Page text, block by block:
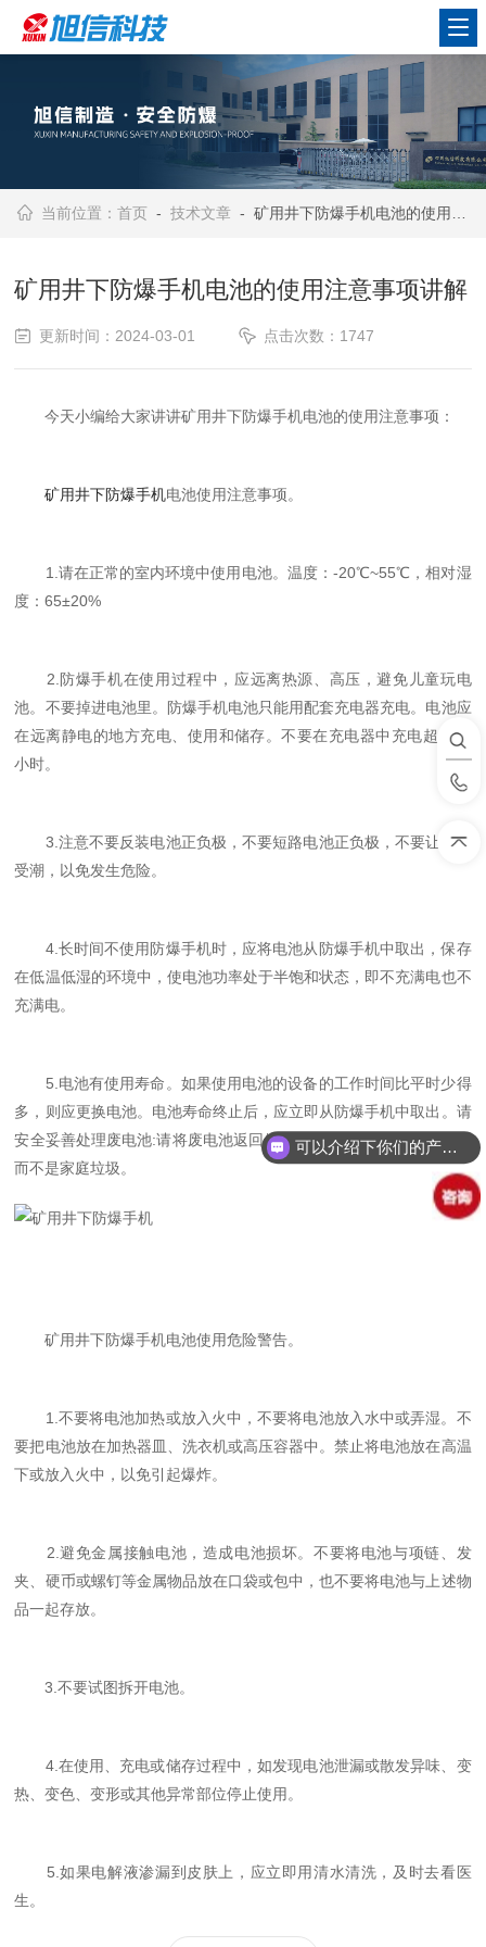
当前位置：首页 -技术文章 - 矿用井下防爆手机电池的使用注意事项讲解
矿用井下防爆手机电池的使用注意事项讲解
更新时间：2024-03-01 点击次数：1747
今天小编给大家讲讲矿用井下防爆手机电池的使用注意事项：
矿用井下防爆手机电池使用注意事项。
1.请在正常的室内环境中使用电池。温度：-20℃~55℃，相对湿
度：65±20%
2.防爆手机在使用过程中，应远离热源、高压，避免儿童玩电
池。不要掉进电池里。防爆手机电池只能用配套充电器充电。电池应
在远离静电的地方充电、使用和储存。不要在充电器中充电超过24
小时。
3.注意不要反装电池正负极，不要短路电池正负极，不要让电池
受潮，以免发生危险。
4.长时间不使用防爆手机时，应将电池从防爆手机中取出，保存
在低温低湿的环境中，使电池功率处于半饱和状态，即不充满电也不
充满电。
5.电池有使用寿命。如果使用电池的设备的工作时间比平时少得
多，则应更换电池。电池寿命终止后，应立即从防爆手机中取出。请
安全妥善处理废电池:请将废电池返回供应商或放在指_定的回收点，
而不是家庭垃圾。
矿用井下防爆手机电池使用危险警告。
1.不要将电池加热或放入火中，不要将电池放入水中或弄湿。不
要把电池放在加热器皿、洗衣机或高压容器中。禁止将电池放在高温
下或放入火中，以免引起爆炸。
2.避免金属接触电池，造成电池损坏。不要将电池与项链、发
夹、硬币或螺钉等金属物品放在口袋或包中，也不要将电池与上述物
品一起存放。
3.不要试图拆开电池。
4.在使用、充电或储存过程中，如发现电池泄漏或散发异味、变
热、变色、变形或其他异常部位停止使用。
5.如果电解液渗漏到皮肤上，应立即用清水清洗，及时去看医
生。
可以介绍下你们的产品么？